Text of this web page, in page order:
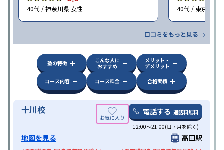
40代 / 神奈川県 女性 40代 / 東京都 女
口コミをもっと見る
塾の特徴
こんな人に
おすすめ
メリット・
デメリット
コース内容
コース料金 合格実績
十川校 電話する 通話料無料
12:00～21:00(日・月を除く)
地図を見る 高田駅